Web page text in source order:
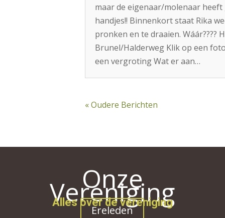
maar de eigenaar/molenaar
handjes!! Binnenkort staat Rika
pronken en te draaien. Wáár????
Brunel/Halderweg Klik op een
een vergroting Wat er aan…
« Oudere Berichten
Onze
Vereniging
Alles over de vereniging
Ereleden